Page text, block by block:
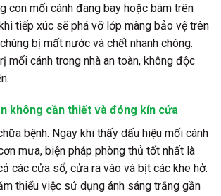
con mối cánh đang bay hoặc bám trên
tiếp xúc sẽ phá vỡ lớp màng bảo vệ trên
bị mất nước và chết nhanh chóng.
mối cánh trong nhà an toàn, không độc
không cần thiết và đóng kín cửa
bệnh. Ngay khi thấy dấu hiệu mối cánh
mưa, biện pháp phòng thủ tốt nhất là
các cửa sổ, cửa ra vào và bịt các khe hở.
thiểu việc sử dụng ánh sáng trắng gần